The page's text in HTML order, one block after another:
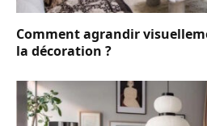
Comment agrandir
la décoration ?